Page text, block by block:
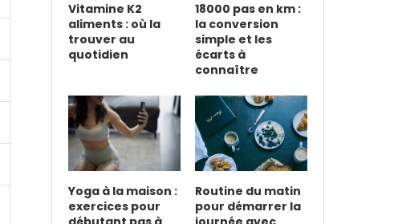
Vitamine K2
aliments : où la
trouver au
quotidien
18000 pas en km :
la conversion
simple et les
écarts à
connaître
Yoga à la maison :
exercices pour
Routine du matin
pour démarrer la